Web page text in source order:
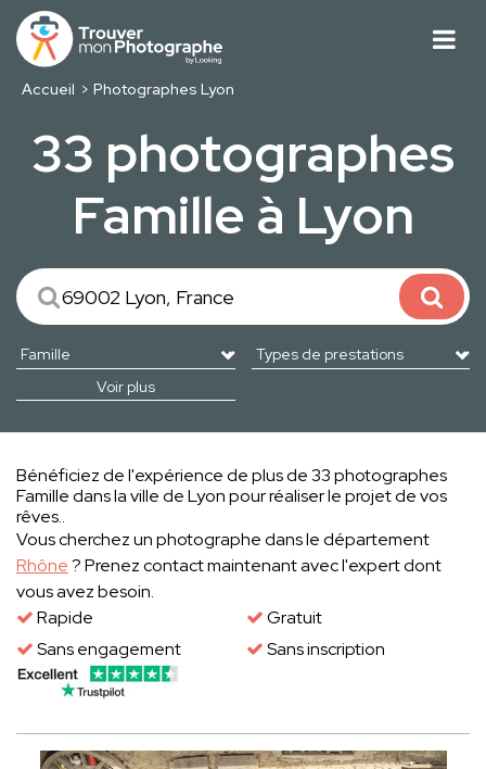
Accueil Photographes Lyon
33 photographes
Famille à Lyon
Voir plus
Bénéficiez de l'expérience de plus de 33 photographes
Famille dans la ville de Lyon pour réaliser le projet de vos
rêves..
Vous cherchez un photographe dans le département
Rhône? Prenez contact maintenant avec l'expert dont
vous avez besoin.
Rapide
Gratuit
Sans engagement
Sans inscription